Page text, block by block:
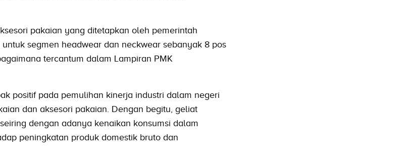
pakaian yang ditetapkan oleh pemerintah
segmen headwear dan neckwear sebanyak 8 pos
tercantum dalam Lampiran PMK
positif pada pemulihan kinerja industri dalam negeri
dan aksesori pakaian. Dengan begitu, geliat
dengan adanya kenaikan konsumsi dalam
peningkatan produk domestik bruto dan